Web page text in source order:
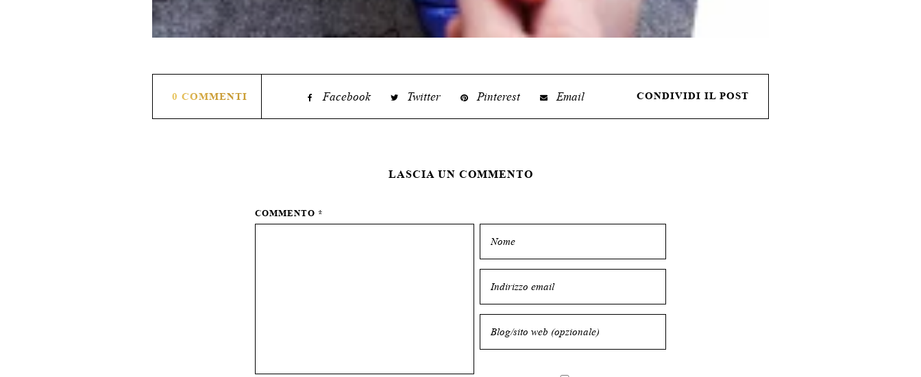
0 COMMENTI Facebook Twitter Pinterest Email CONDIVIDI IL POST
LASCIA UN COMMENTO
COMMENTO *